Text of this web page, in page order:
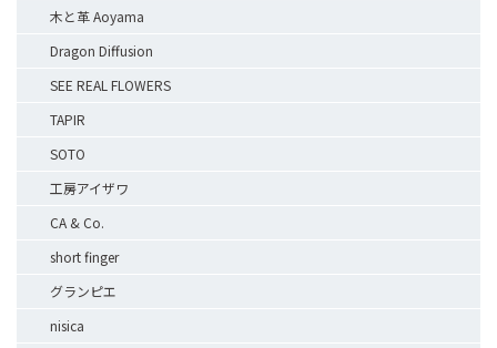
木と革 Aoyama
Dragon Diffusion
SEE REAL FLOWERS
TAPIR
SOTO
工房アイザワ
CA & Co.
short finger
グランピエ
nisica